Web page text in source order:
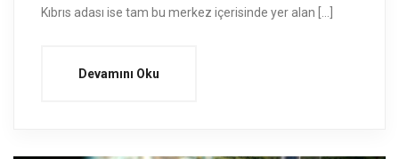
Kıbrıs adası ise tam bu merkez içerisinde yer alan […]
Devamını Oku